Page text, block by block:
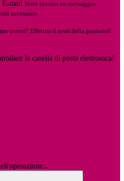
E-mail Verrà inviato un messaggio
necessarie.
utente? Effettua il reset della password
la casella di posta elettronica!